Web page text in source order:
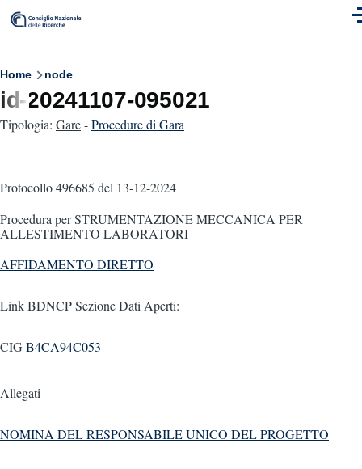
Skip to main content
Breadcrumb
Home node
id-20241107-095021
Tipologia: Gare-Procedure di Gara
Protocollo 496685 del 13-12-2024
Procedura per STRUMENTAZIONE MECCANICA PER
ALLESTIMENTO LABORATORI
AFFIDAMENTO DIRETTO
Link BDNCP Sezione Dati Aperti:
CIGB4CA94C053
Allegati
NOMINA DEL RESPONSABILE UNICO DEL PROGETTO